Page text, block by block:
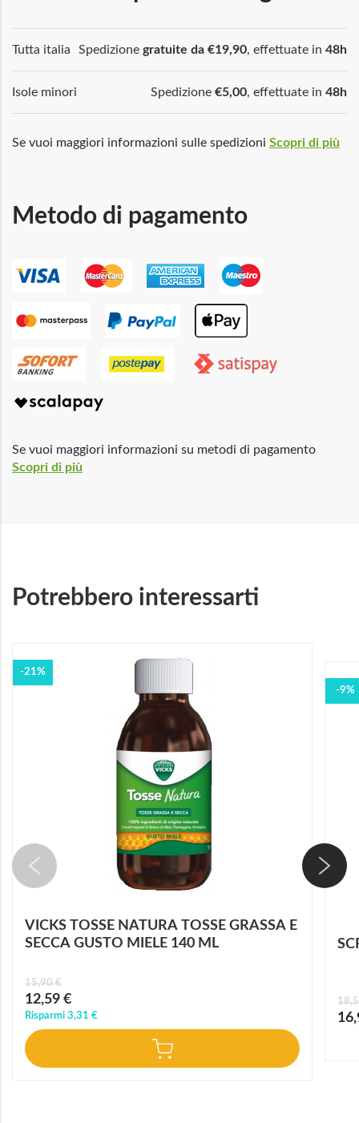
Tutta italia Spedizione gratuite da €19,90, effettuate in 48h
Isole minori Spedizione €5,00, effettuate in 48h
Se vuoi maggiori informazioni sulle spedizioni Scopri di più
Metodo di pagamento
Se vuoi maggiori informazioni su metodi di pagamento
Scopri di più
Potrebbero interessarti
-21%
VICKS TOSSE NATURA TOSSE GRASSA E
SECCA GUSTO MIELE 140 ML
Prezzo
speciale
12,59 €
15,90 €
Risparmi 3,31 €
-9%